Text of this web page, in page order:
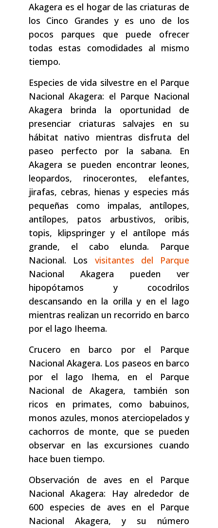
Akagera es el hogar de las criaturas de
los Cinco Grandes y es uno de los
pocos parques que puede ofrecer
todas estas comodidades al mismo
tiempo.
Especies de vida silvestre en el Parque
Nacional Akagera: el Parque Nacional
Akagera brinda la oportunidad de
presenciar criaturas salvajes en su
hábitat nativo mientras disfruta del
paseo perfecto por la sabana. En
Akagera se pueden encontrar leones,
leopardos, rinocerontes, elefantes,
jirafas, cebras, hienas y especies más
pequeñas como impalas, antílopes,
antílopes, patos arbustivos, oribis,
topis, klipspringer y el antílope más
grande, el cabo elunda. Parque
Nacional. Los visitantes del Parque
Nacional Akagera pueden ver
hipopótamos y cocodrilos
descansando en la orilla y en el lago
mientras realizan un recorrido en barco
por el lago Iheema.
Crucero en barco por el Parque
Nacional Akagera. Los paseos en barco
por el lago Ihema, en el Parque
Nacional de Akagera, también son
ricos en primates, como babuinos,
monos azules, monos aterciopelados y
cachorros de monte, que se pueden
observar en las excursiones cuando
hace buen tiempo.
Observación de aves en el Parque
Nacional Akagera: Hay alrededor de
600 especies de aves en el Parque
Nacional Akagera, y su número